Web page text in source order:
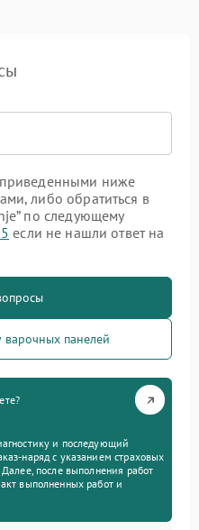
ниже
либо обратиться в
по следующему
если не нашли ответ на
панелей
и последующий
наряд с указанием страховых
после выполнения работ
выполненных работ и